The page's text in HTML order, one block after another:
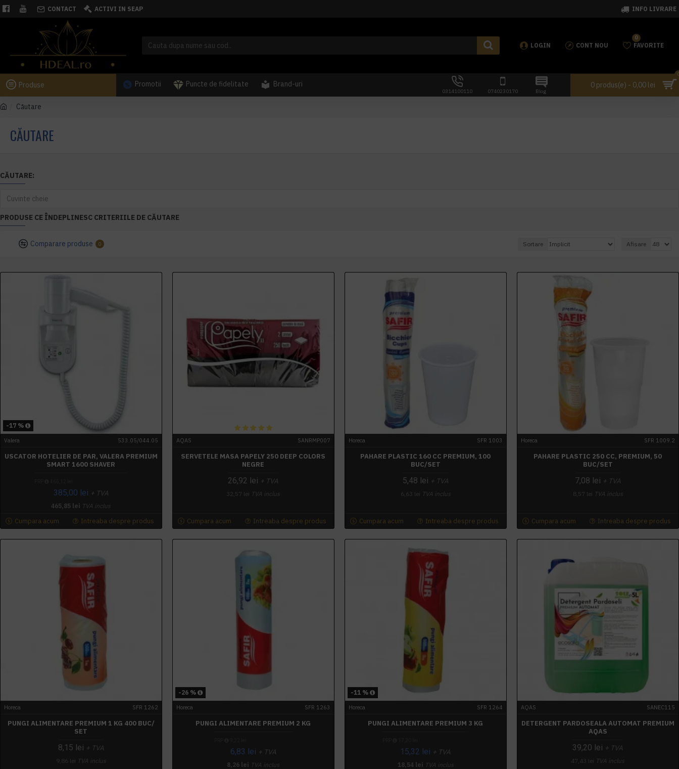
CONTACT ACTIVI IN SEAP INFO LIVRARE
LOGIN CONT NOU FAVORITE
0
Produse Promotii Puncte de fidelitate Brand-uri
0314100110 0740230170 Blog
0 produs(e) - 0,00 lei
Căutare
CĂUTARE
CĂUTARE:
PRODUSE CE ÎNDEPLINESC CRITERIILE DE CĂUTARE
Comparare produse 0 Sortare Afisare
-17 %
Valera 533.05/044.05
USCATOR HOTELIER DE PAR, VALERA PREMIUM
SMART 1600 SHAVER
385,00 lei + TVA
465,85 lei TVA inclus
Cumpara acum Intreaba despre produs
AQAS SANRMP007
SERVETELE MASA PAPELY 250 DEEP COLORS
NEGRE
26,92 lei + TVA
32,57 lei TVA inclus
Cumpara acum Intreaba despre produs
Horeca SFR 1003
PAHARE PLASTIC 160 CC PREMIUM, 100
BUC/SET
5,48 lei + TVA
6,63 lei TVA inclus
Cumpara acum Intreaba despre produs
Horeca SFR 1009.2
PAHARE PLASTIC 250 CC, PREMIUM, 50
BUC/SET
7,08 lei + TVA
8,57 lei TVA inclus
Cumpara acum Intreaba despre produs
Horeca SFR 1262
PUNGI ALIMENTARE PREMIUM 1 KG 400 BUC/
SET
8,15 lei + TVA
9,86 lei TVA inclus
-26 %
Horeca SFR 1263
PUNGI ALIMENTARE PREMIUM 2 KG
6,83 lei + TVA
8,26 lei TVA inclus
-11 %
Horeca SFR 1264
PUNGI ALIMENTARE PREMIUM 3 KG
15,32 lei + TVA
18,54 lei TVA inclus
AQAS SANEC115
DETERGENT PARDOSEALA AUTOMAT PREMIUM
AQAS
39,20 lei + TVA
47,43 lei TVA inclus